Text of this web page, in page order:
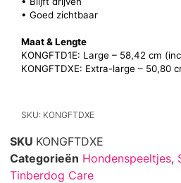
• Goed zichtbaar
Maat & Lengte
KONGFTD1E: Large – 58,42 cm
KONGFTDXE: Extra-large – 50,80
SKU: KONGFTDXE
SKU KONGFTDXE
Categorieën Hondenspeeltjes,
Tinberdog Care